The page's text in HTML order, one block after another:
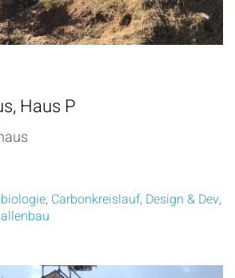
Haus P
, Carbonkreislauf, Design & Dev,